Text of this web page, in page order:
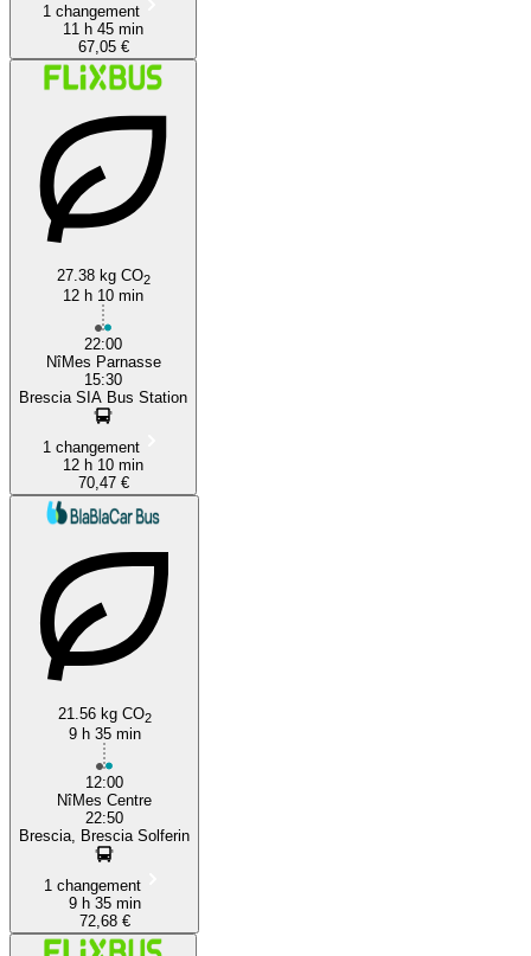
1 changement
11 h 45 min
67,05 €
27.38 kg CO2
12 h 10 min
22:00
NîMes Parnasse
15:30
Brescia SIA Bus Station
1 changement
12 h 10 min
70,47 €
21.56 kg CO2
9 h 35 min
12:00
NîMes Centre
22:50
Brescia, Brescia Solferin
1 changement
9 h 35 min
72,68 €